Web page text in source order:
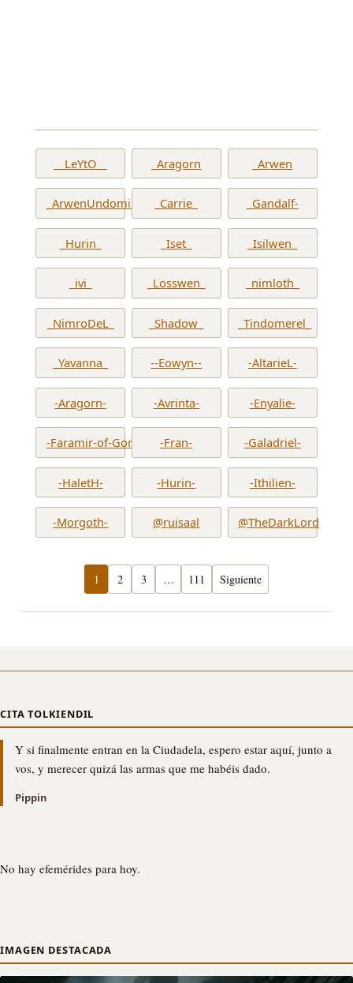
__LeYtO__ _Aragorn _Arwen
_ArwenUndomiel_ _Carrie_ _Gandalf-
_Hurin_ _Iset_ _Isilwen_
_ivi_ _Losswen_ _nimloth_
_NimroDeL_ _Shadow_ _Tindomerel_
_Yavanna_ --Eowyn-- -AltarieL-
-Aragorn- -Avrinta- -Enyalie-
-Faramir-of-Gondor- -Fran- -Galadriel-
-HaletH- -Hurin- -Ithilien-
-Morgoth- @ruisaal @TheDarkLord
1 2 3 … 111 Siguiente
CITA TOLKIENDIL
Y si finalmente entran en la Ciudadela, espero estar aquí, junto a
vos, y merecer quizá las armas que me habéis dado.
Pippin
No hay efemérides para hoy.
IMAGEN DESTACADA